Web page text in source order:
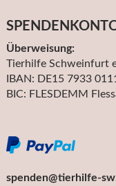
Überweisung:
Tierhilfe Schweinfurt
IBAN: DE15 7933
BIC: FLESDEMM
spenden@tierhilfe-